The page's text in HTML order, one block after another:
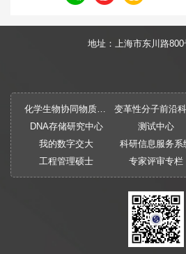
地址：上海市东川路800
化学生物协同物质创制全国重点实验室
DNA存储研究中心
测试中心
我的数字交大
科研信息服务系
工程管理硕士
专家评审专栏